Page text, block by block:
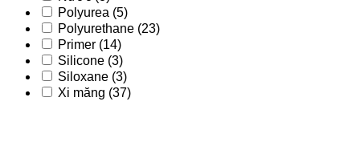
Polyurea (5)
Polyurethane (23)
Primer (14)
Silicone (3)
Siloxane (3)
Xi măng (37)